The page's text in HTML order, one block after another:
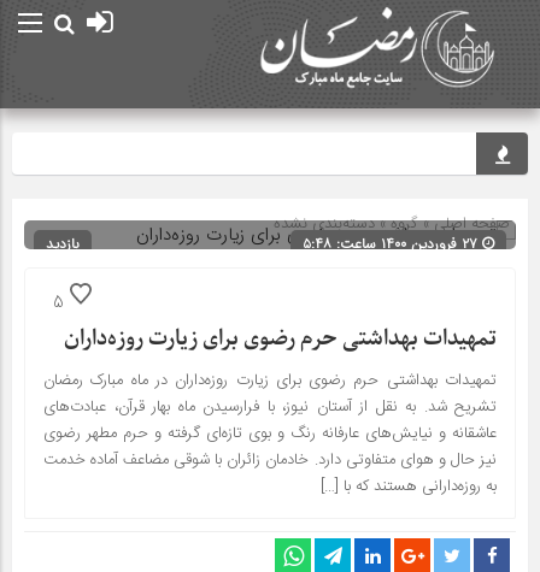
صفحه اصلی» گروه » دسته‌بندی نشده
۲۷ فروردین ۱۴۰۰ ساعت: ۵:۴۸
بازدید
5
تمهیدات بهداشتی حرم رضوی برای زیارت روزه‌داران
تمهیدات بهداشتی حرم رضوی برای زیارت روزه‌داران در ماه مبارک رمضان
تشریح شد. به ‎نقل از آستان نیوز، با فرارسیدن ماه بهار قرآن، عبادت‌های
عاشقانه و نیایش‌های عارفانه رنگ و بوی تازه‌ای گرفته و حرم مطهر رضوی
نیز حال و هوای متفاوتی دارد. خادمان زائران با شوقی مضاعف آماده خدمت
به روزه‌دارانی هستند که با […]